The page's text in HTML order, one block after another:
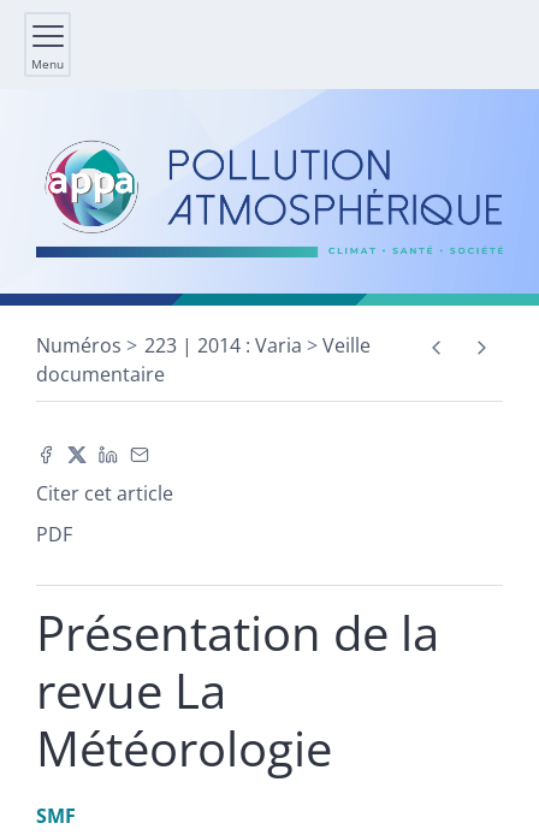
Menu
Numéros 223 | 2014 : Varia
Veille
documentaire
Citer cet article
PDF
Présentation de la
revue La
Météorologie
SMF